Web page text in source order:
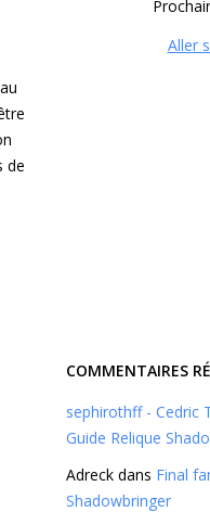
de
Aller
COMMENTAIRES
sephirothff - Cedric
Guide Relique
Adreck dans Final
Shadowbringer